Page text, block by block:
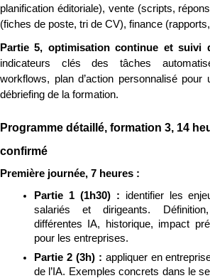
planification éditoriale), vente (scripts,
(fiches de poste, tri de CV), finance
indicateurs clés des tâches
workflows, plan d’action personnalisé pour
débriefing de la formation.
Programme détaillé, formation 3, 14
confirmé
Première journée, 7 heures :
Partie 1 (1h30) : identifier les
salariés et dirigeants.
différentes IA, historique, impact
pour les entreprises.
Partie 2 (3h) : appliquer en
de l’IA. Exemples concrets dans le